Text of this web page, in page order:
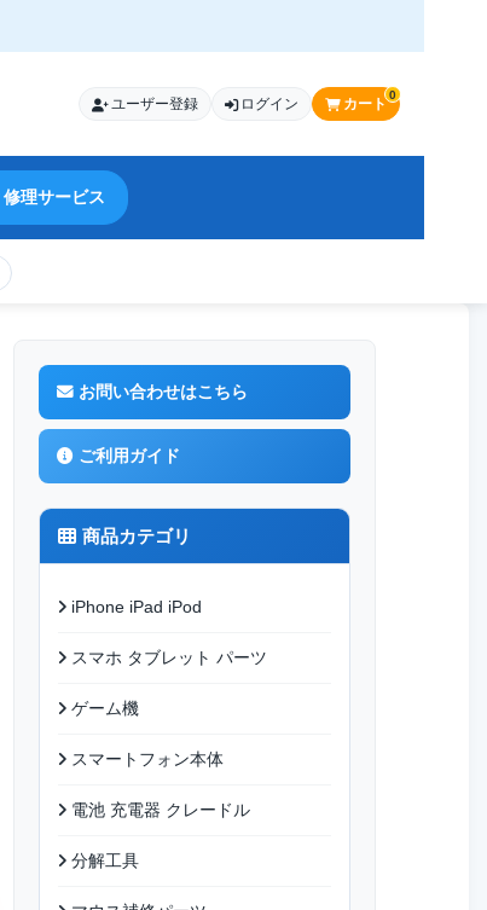
ユーザー登録 ログイン カート
0
修理サービス
お問い合わせはこちら
ご利用ガイド
商品カテゴリ
iPhone iPad iPod
スマホ タブレット パーツ
ゲーム機
スマートフォン本体
電池 充電器 クレードル
分解工具